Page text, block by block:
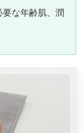
要な年齢肌、潤